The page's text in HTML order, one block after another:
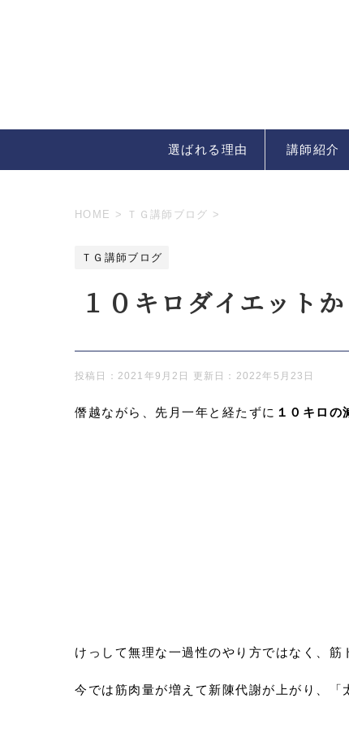
選ばれる理由 講師紹介
HOME > ＴＧ講師ブログ >
ＴＧ講師ブログ
１０キロダイエット
投稿日：2021年9月2日 更新日： 2022年5月23日
僭越ながら、先月一年と経たずに １０ キロの
けっして無理な一過性のやり方ではなく、筋
今では筋肉量が増えて新陳代謝が上がり、「